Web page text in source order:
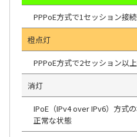
PPPoE方式で1セッション接
橙点灯
PPPoE方式で2セッション以
消灯
IPoE（IPv4 over IPv6）方式の
正常な状態